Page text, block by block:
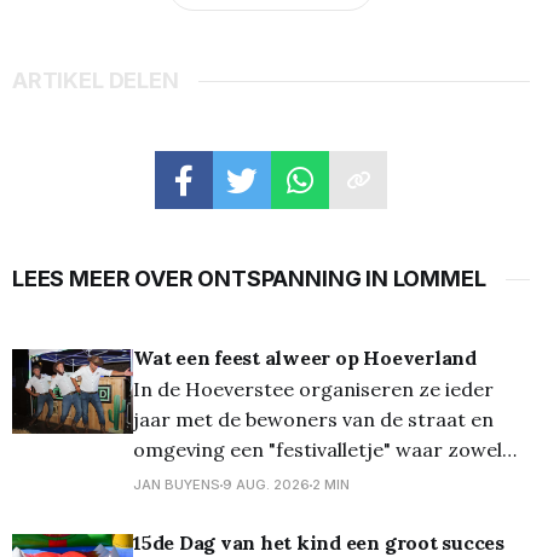
ARTIKEL DELEN
LEES MEER OVER ONTSPANNING IN LOMMEL
Wat een feest alweer op Hoeverland
In de Hoeverstee organiseren ze ieder
jaar met de bewoners van de straat en
omgeving een "festivalletje" waar zowel
jong als oud zich thuis voelen en waar ze
DJ te spelen en hun favoriete liedjes laten
JAN BUYENS 9 AUG. 2026 2 MIN
15de Dag van het kind een groot succes